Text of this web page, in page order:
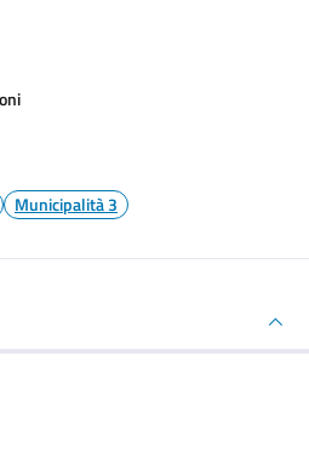
Municipalità 3